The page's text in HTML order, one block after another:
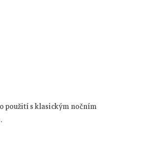
použití s klasickým nočním